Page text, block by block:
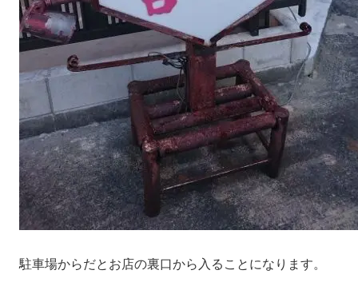
駐車場からだとお店の裏口から入ることになります。